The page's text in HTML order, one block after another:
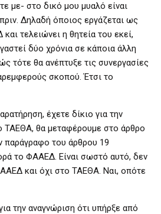
με- στο δικό μου μυαλό είναι
πριν. Δηλαδή όποιος εργάζεται ως
τελειώνει η θητεία του εκεί,
δύο χρόνια σε κάποια άλλη
τότε θα ανέπτυξε τις συνεργασίες
σκοπού. Έτσι το
έχετε δίκιο για την
ΤΑΕΘΑ, θα μεταφέρουμε στο άρθρο
παράγραφο του άρθρου 19
το ΦΑΑΕΔ. Είναι σωστό αυτό, δεν
και όχι στο ΤΑΕΘΑ. Ναι, οπότε
την αναγνώριση ότι υπήρξε από